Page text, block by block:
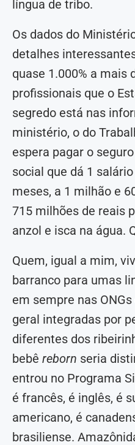
língua de tribo.
Os dados do
detalhes
quase 1.000% a mais
profissionais que o
segredo está nas
ministério, o do
espera pagar o
social que dá 1
meses, a 1 milhão e
715 milhões de reais
anzol e isca na água.
Quem, igual a mim,
barranco para umas
em sempre nas
geral integradas por
diferentes dos
bebê reborn seria
entrou no Programa
é francês, é inglês, é
americano, é
brasiliense.